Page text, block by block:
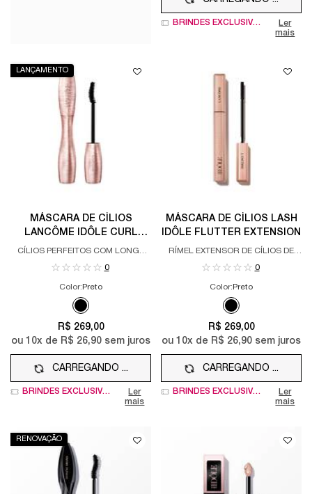
BRINDES EXCLUSIVOS
Ler
mais
LANÇAMENTO
MÁSCARA DE CÍLIOS
LANCÔME IDÔLE CURL
GODDESS
CÍLIOS PERFEITOS COM LONGA
0
Color: Preto
Selected
Preto color for MÁSCARA DE CÍLIOS LANCÔME IDÔLE
R$ 269,00
ou 10x de R$ 26,90 sem juros
CARREGANDO ...
BRINDES EXCLUSIVOS
Ler
mais
MÁSCARA DE CÍLIOS LASH
IDÔLE FLUTTER EXTENSION
RÍMEL EXTENSOR DE CÍLIOS DE
0
Color: Preto
Selected
Preto color for
R$ 269,00
ou 10x de R$ 26,90 sem juros
CARREGANDO ...
BRINDES EXCLUSIVOS
Ler
mais
RENOVAÇÃO